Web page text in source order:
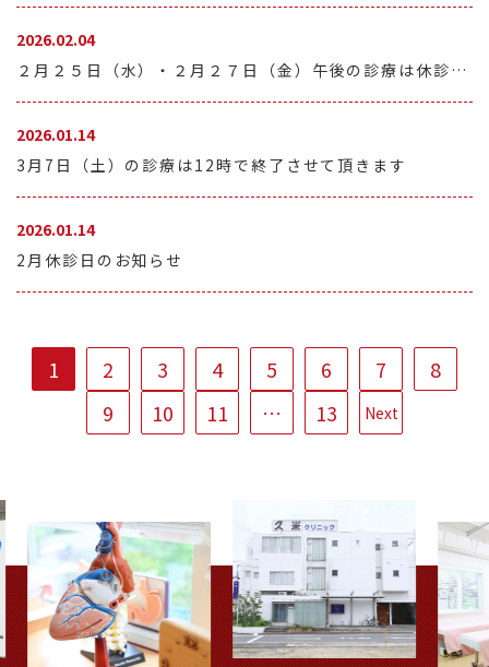
2026.02.04
２月２５日（水）・２月２７日（金）午後の診療は休診となります
2026.01.14
3月7日（土）の診療は12時で終了させて頂きます
2026.01.14
2月休診日のお知らせ
1 2 3 4 5 6 7
8
9
10 11 … 13 Next